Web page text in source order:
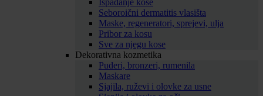
Ispadanje kose
Seboroični dermatitis vlasišta
Maske, regeneratori, sprejevi, ulja
Pribor za kosu
Sve za njegu kose
Dekorativna kozmetika
Puderi, bronzeri, rumenila
Maskare
Sjajila, ruževi i olovke za usne